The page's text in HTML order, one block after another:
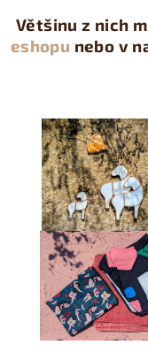
Většinu z nich
eshopu nebo v